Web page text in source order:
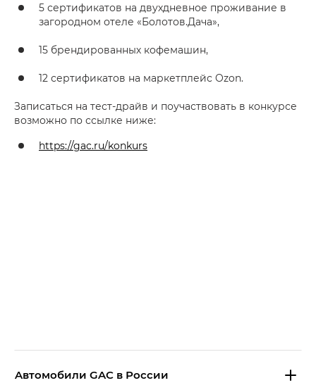
5 сертификатов на двухдневное проживание в
загородном отеле «Болотов.Дача»,
15 брендированных кофемашин,
12 сертификатов на маркетплейс Ozon.
Записаться на тест-драйв и поучаствовать в конкурсе
возможно по ссылке ниже:
https://gac.ru/konkurs
Aвтомобили GAC в России